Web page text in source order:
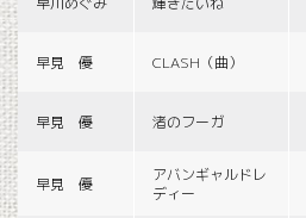
早見 優 CLASH（曲）
早見 優 渚のフーガ
早見 優
アバンギャルドレ
ディー